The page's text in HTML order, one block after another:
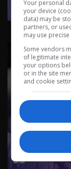
Your personal
your device
data) may be
partners, or
may use
Some vendors
of legitimate
your options
or in the site
and cookie